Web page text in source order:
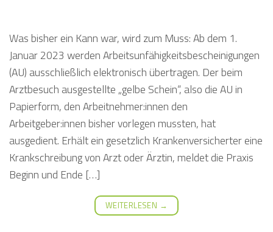
Was bisher ein Kann war, wird zum Muss: Ab dem 1.
Januar 2023 werden Arbeitsunfähigkeitsbescheinigungen
(AU) ausschließlich elektronisch übertragen. Der beim
Arztbesuch ausgestellte „gelbe Schein“, also die AU in
Papierform, den Arbeitnehmer:innen den
Arbeitgeber:innen bisher vorlegen mussten, hat
ausgedient. Erhält ein gesetzlich Krankenversicherter eine
Krankschreibung von Arzt oder Ärztin, meldet die Praxis
Beginn und Ende […]
WEITERLESEN →